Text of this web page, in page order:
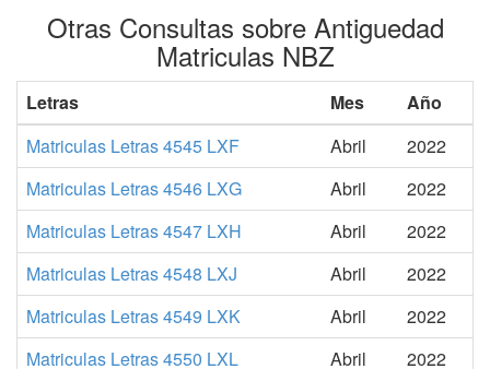
Otras Consultas sobre Antiguedad
Matriculas NBZ
Letras Mes
Año
Matriculas Letras 4545 LXF
Abril
2022
Matriculas Letras 4546 LXG
Abril
2022
Matriculas Letras 4547 LXH
Abril
2022
Matriculas Letras 4548 LXJ
Abril
2022
Matriculas Letras 4549 LXK
Abril
2022
Matriculas Letras 4550 LXL
Abril
2022